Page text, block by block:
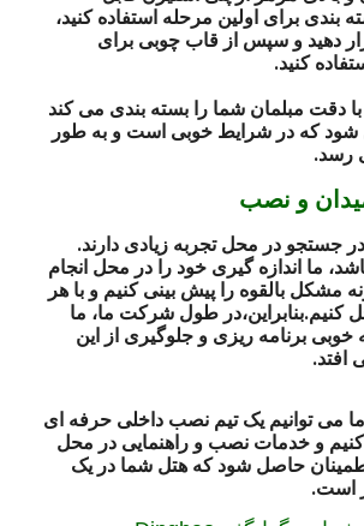
برای اولین مرحله استفاده کنید،
دهید و سپس از قاب چوبی برای
کنید.
با دقت مبلمان شما را بسته بندی می کند
شود که در شرایط خوبی است و به طور
رسد.
و نصب
جستجو در محل تجربه زیادی دارند.
ما اندازه گیری خود را در محل انجام
مشکل بالقوه را پیش بینی کنیم و با هر
کنیم.بنابراین،در طول شرکت ما، ما
خوبی برنامه ریزی و جلوگیری از این
افتد.
می توانیم یک تیم نصب داخلی حرفه ای
و خدمات نصب و راهنمایی در محل
اطمینان حاصل شود که هتل شما در یک
است.